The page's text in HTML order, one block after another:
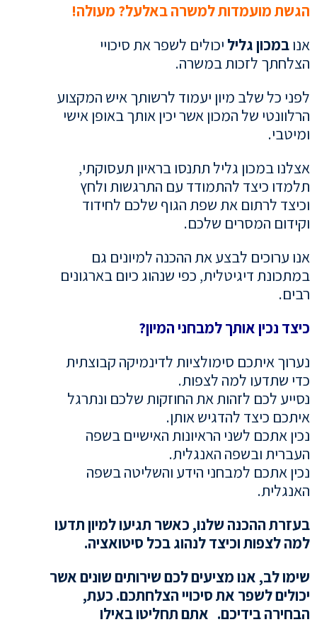
הגשת מועמדות למשרה באלעל? מעולה!
אנובמכון גליל יכולים לשפר את סיכויי
הצלחתך לזכות במשרה.
לפני כל שלב מיון יעמוד לרשותך איש המקצוע
הרלוונטי של המכון אשר יכין אותך באופן אישי
ומיטבי.
אצלנו במכון גליל תתנסו בראיון תעסוקתי,
תלמדו כיצד להתמודד עם התרגשות ולחץ
וכיצד לרתום את שפת הגוף שלכם לחידוד
וקידום המסרים שלכם.
אנו ערוכים לבצע את ההכנה למיונים גם
במתכונת דיגיטלית, כפי שנהוג כיום בארגונים
רבים.
כיצד נכין אותך למבחני המיון?
נערוך איתכם סימולציות לדינמיקה קבוצתית
כדי שתדעו למה לצפות.
נסייע לכם לזהות את החוזקות שלכם ונתרגל
איתכם כיצד להדגיש אותן.
נכין אתכם לשני הראיונות האישיים בשפה
העברית ובשפה האנגלית.
נכין אתכם למבחני הידע והשליטה בשפה
האנגלית.
בעזרת ההכנה שלנו, כאשר תגיעו למיון תדעו
למה לצפות וכיצד לנהוג בכל סיטואציה.
שימו לב, אנו מציעים לכם שירותים שונים אשר
יכולים לשפר את סיכויי הצלחתכם. כעת,
הבחירה בידיכם. אתם תחליטו באילו